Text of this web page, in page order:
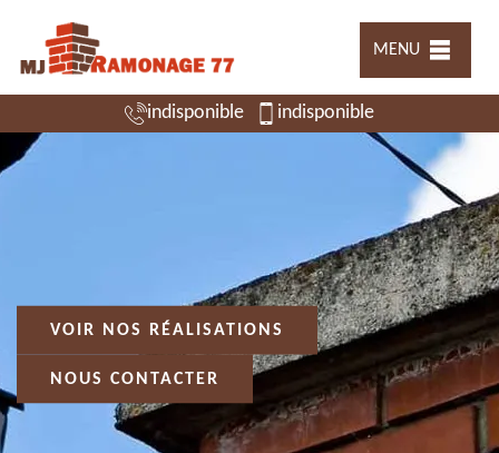
MENU
indisponible indisponible
VOIR NOS RÉALISATIONS
NOUS CONTACTER